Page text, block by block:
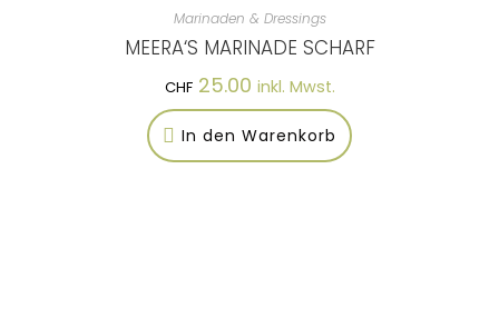
Marinaden & Dressings
MEERA‘S MARINADE SCHARF
CHF25.00 inkl. Mwst.
In den Warenkorb